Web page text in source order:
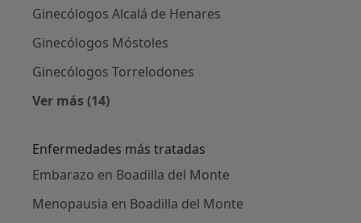
Ginecólogos Alcalá de Henares
Ginecólogos Móstoles
Ginecólogos Torrelodones
Ver más (14)
Enfermedades más tratadas
Embarazo en Boadilla del Monte
Menopausia en Boadilla del Monte